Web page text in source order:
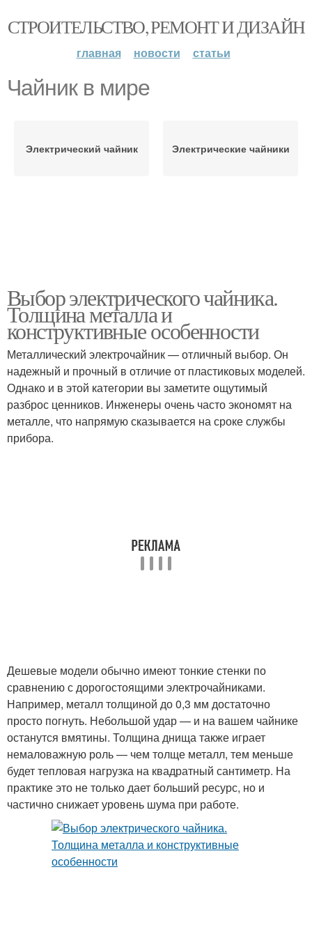
СТРОИТЕЛЬСТВО, РЕМОНТ И ДИЗАЙН
главная новости статьи
Чайник в мире
Электрический чайник Электрические чайники
Выбор электрического чайника.
Толщина металла и
конструктивные особенности
Металлический электрочайник — отличный выбор. Он
надежный и прочный в отличие от пластиковых моделей.
Однако и в этой категории вы заметите ощутимый
разброс ценников. Инженеры очень часто экономят на
металле, что напрямую сказывается на сроке службы
прибора.
Дешевые модели обычно имеют тонкие стенки по
сравнению с дорогостоящими электрочайниками.
Например, металл толщиной до 0,3 мм достаточно
просто погнуть. Небольшой удар — и на вашем чайнике
останутся вмятины. Толщина днища также играет
немаловажную роль — чем толще металл, тем меньше
будет тепловая нагрузка на квадратный сантиметр. На
практике это не только дает больший ресурс, но и
частично снижает уровень шума при работе.